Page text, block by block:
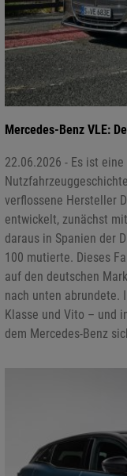
Mercedes-Benz VLE:
22.06.2026 - Es ist
verflossene Hersteller
entwickelt, zunächst
daraus in Spanien der
100 mutierte. Dieses
auf den deutschen
nach unten abrundete.
Klasse und Vito – und
dem Mercedes-Benz